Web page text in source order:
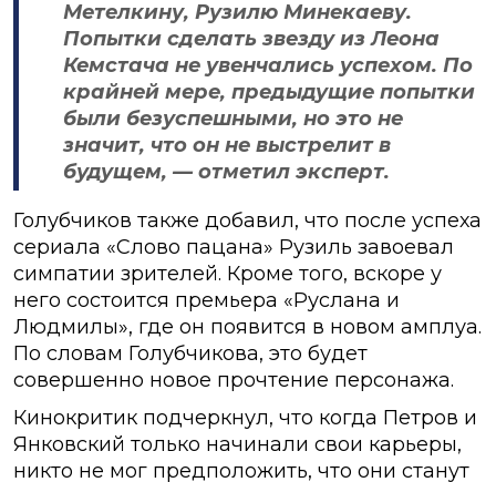
Метелкину, Рузилю Минекаеву.
Попытки сделать звезду из Леона
Кемстача не увенчались успехом. По
крайней мере, предыдущие попытки
были безуспешными, но это не
значит, что он не выстрелит в
будущем, — отметил эксперт.
Голубчиков также добавил, что после успеха
сериала «Слово пацана» Рузиль завоевал
симпатии зрителей. Кроме того, вскоре у
него состоится премьера «Руслана и
Людмилы», где он появится в новом амплуа.
По словам Голубчикова, это будет
совершенно новое прочтение персонажа.
Кинокритик подчеркнул, что когда Петров и
Янковский только начинали свои карьеры,
никто не мог предположить, что они станут